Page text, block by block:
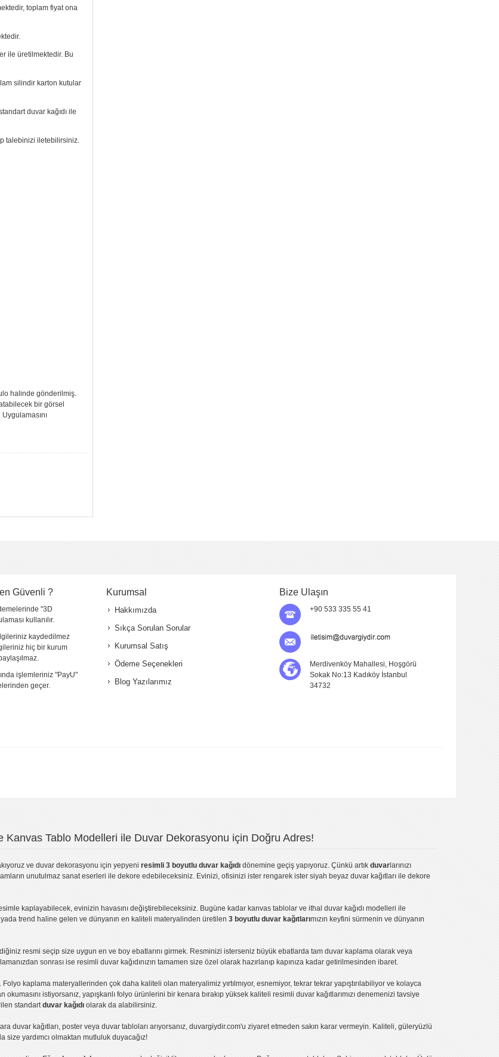
toplam fiyat ona
ile üretilmektedir. Bu
silindir karton kutular
duvar kağıdı ile
talebinizi iletebilirsiniz.
halinde gönderilmiş.
bir görsel
Güvenli ?
"3D
kullanılır.
kaydedilmez
hiç bir kurum
işlemleriniz "PayU"
geçer.
Kurumsal
Hakkımızda
Sıkça Sorulan Sorular
Kurumsal Satış
Ödeme Seçenekleri
Blog Yazılarımız
Bize Ulaşın
+90 533 335 55 41
Merdivenköy Mahallesi, Hoşgörü
Sokak No:13 Kadıköy İstanbul
34732
Kanvas Tablo Modelleri ile Duvar Dekorasyonu için Doğru Adres!
ve duvar dekorasyonu için yepyeni resimli 3 boyutlu duvar kağıdı dönemine geçiş yapıyoruz. Çünkü artık duvar larınızı
unutulmaz sanat eserleri ile dekore edebileceksiniz. Evinizi, ofisinizi ister rengarek ister siyah beyaz duvar kağıtları ile dekore
kaplayabilecek, evinizin havasını değiştirebileceksiniz. Bugüne kadar kanvas tablo lar ve ithal duvar kağıdı modelleri ile
trend haline gelen ve dünyanın en kaliteli materyalinden üretilen 3 boyutlu duvar kağıtlarımızın keyfini sürmenin ve dünyanın
resmi seçip size uygun en ve boy ebatlarını girmek. Resminizi isterseniz büyük ebatlarda tam duvar kaplama olarak veya
sonrası ise resimli duvar kağıdınızın tamamen size özel olarak hazırlanıp kapınıza kadar getirilmesinden ibaret.
Folyo kaplama materyallerinden çok daha kaliteli olan materyalimiz yırtılmıyor, esnemiyor, tekrar tekrar yapıştırılabiliyor ve kolayca
okumasını istiyorsanız, yapışkanlı folyo ürünlerini bir kenara bırakıp yüksek kaliteli resimli duvar kağıtlarımızı denemenizi tavsiye
standartduvar kağıdı olarak da alabilirsiniz.
duvar kağıtları, poster veya duvar tabloları arıyorsanız, duvargiydir.com'u ziyaret etmeden sakın karar vermeyin. Kaliteli, güleryüzlü
size yardımcı olmaktan mutluluk duyacağız!